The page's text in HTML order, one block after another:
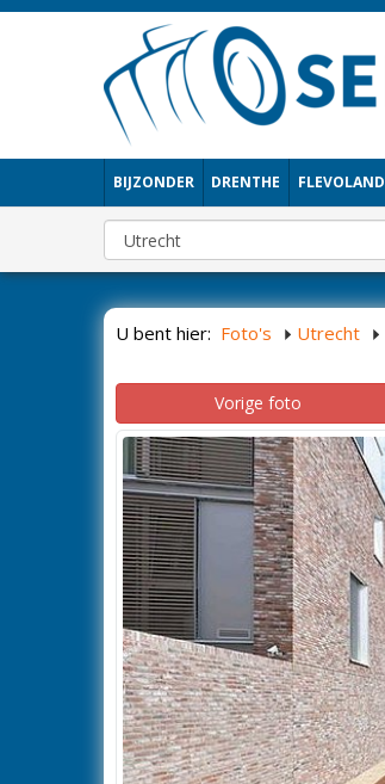
BIJZONDER DRENTHE FLEVOLAND
U bent hier: Foto's Utrecht
Vorige foto